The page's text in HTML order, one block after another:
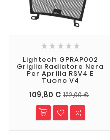
    
Lightech GPRAP002
Griglia Radiatore Nera
Per Aprilia RSV4 E
Tuono V4
109,80 € 122,00 €